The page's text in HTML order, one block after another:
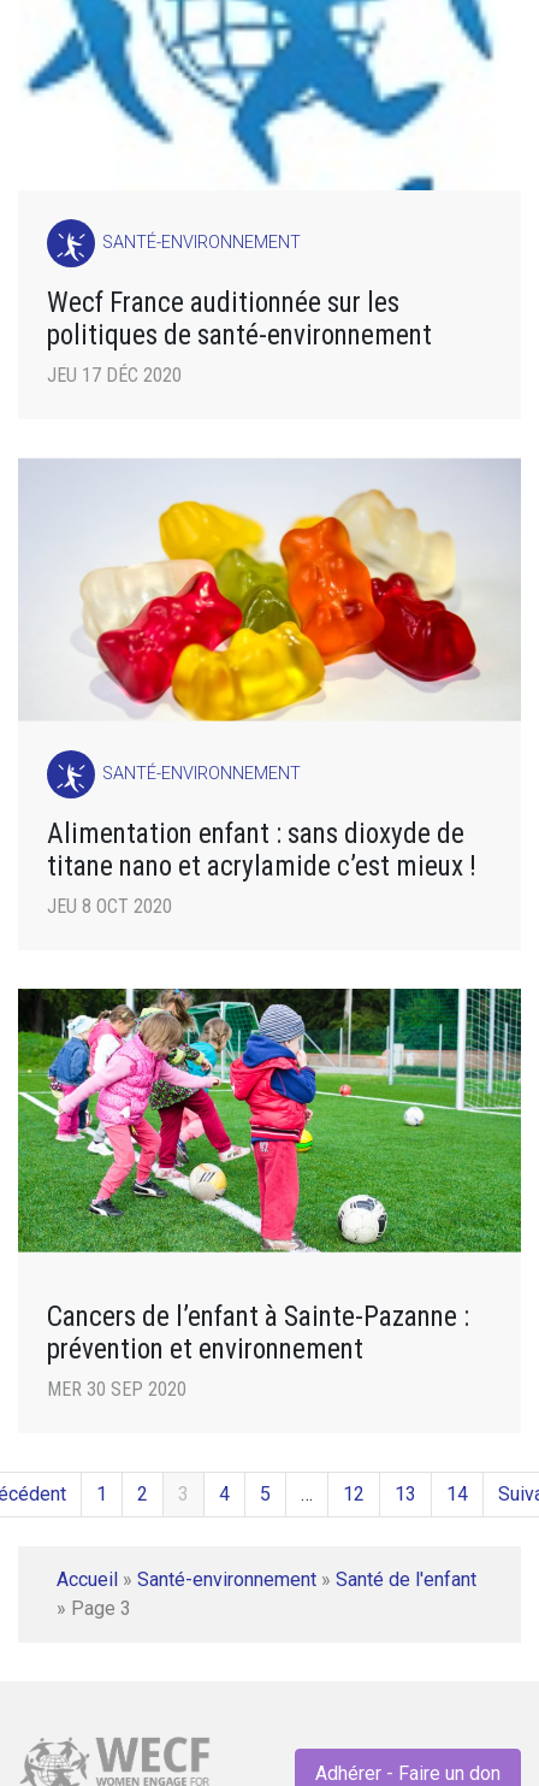
SANTÉ-ENVIRONNEMENT
Wecf France auditionnée sur les
politiques de santé-environnement
JEU 17 DÉC 2020
SANTÉ-ENVIRONNEMENT
Alimentation enfant : sans dioxyde de
titane nano et acrylamide c’est mieux !
JEU 8 OCT 2020
Cancers de l’enfant à Sainte-Pazanne :
prévention et environnement
MER 30 SEP 2020
1 2 3 4 5 … 12 13 14
Accueil » Santé-environnement » Santé de l'enfant
» Page 3
Adhérer - Faire un don